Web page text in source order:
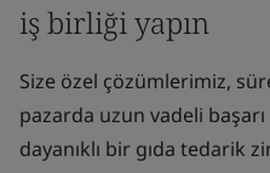
iş birliği yapın
Size özel çözümlerimiz,
pazarda uzun vadeli
dayanıklı bir gıda tedarik